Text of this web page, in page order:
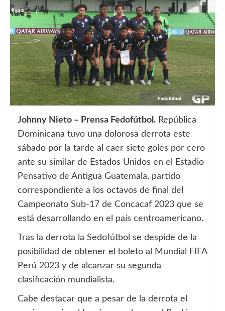
Johnny Nieto – Prensa Fedofútbol. República
Dominicana tuvo una dolorosa derrota este
sábado por la tarde al caer siete goles por cero
ante su similar de Estados Unidos en el Estadio
Pensativo de Antigua Guatemala, partido
correspondiente a los octavos de final del
Campeonato Sub-17 de Concacaf 2023 que se
está desarrollando en el país centroamericano.
Tras la derrota la Sedofútbol se despide de la
posibilidad de obtener el boleto al Mundial FIFA
Perú 2023 y de alcanzar su segunda
clasificación mundialista.
Cabe destacar que a pesar de la derrota el